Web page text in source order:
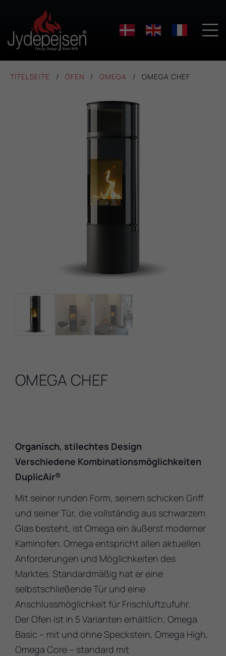

TITELSEITE ÖFEN OMEGA OMEGA CHEF
OMEGA CHEF
Organisch, stilechtes Design
Verschiedene Kombinationsmöglichkeiten
DuplicAir®
Mit seiner runden Form, seinem schicken Griff
und seiner Tür, die vollständig aus schwarzem
Glas besteht, ist Omega ein äußerst moderner
Kaminofen. Omega entspricht allen aktuellen
Anforderungen und Möglichkeiten des
Marktes. Standardmäßig hat er eine
selbstschließende Tür und eine
Anschlussmöglichkeit für Frischluftzufuhr.
Der Ofen ist in 5 Varianten erhältlich; Omega
Basic – mit und ohne Speckstein, Omega High,
Omega Core – standard mit